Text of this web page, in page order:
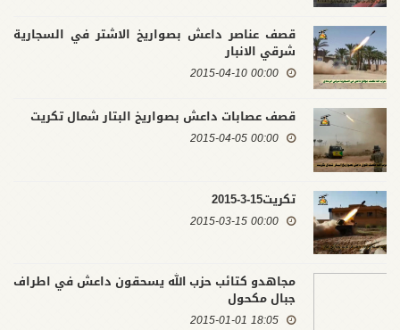
قصف عناصر داعش بصواريخ الاشتر في السجارية
شرقي الانبار
00:00 2015-04-10
قصف عصابات داعش بصواريخ البتار شمال تكريت
00:00 2015-04-05
تكريت15-3-2015
00:00 2015-03-15
مجاهدو كتائب حزب الله يسحقون داعش في اطراف
جبال مكحول
18:05 2015-01-01